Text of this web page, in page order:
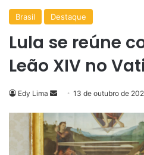
Brasil Destaque
Lula se reúne
Leão XIV no
Edy Lima
Mande
e-
mail
13 de outubro de